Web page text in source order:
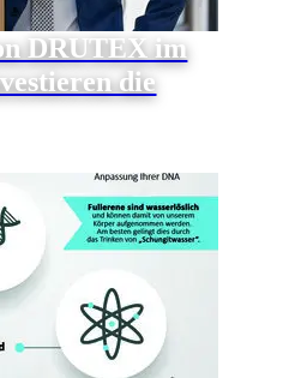
DRUTEX im
die